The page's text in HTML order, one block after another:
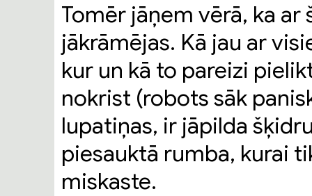
Tomēr jāņem vērā, ka
jākrāmējas. Kā jau ar
kur un kā to pareizi
nokrist (robots sāk
lupatiņas, ir jāpilda
piesauktā rumba, kurai
miskaste.